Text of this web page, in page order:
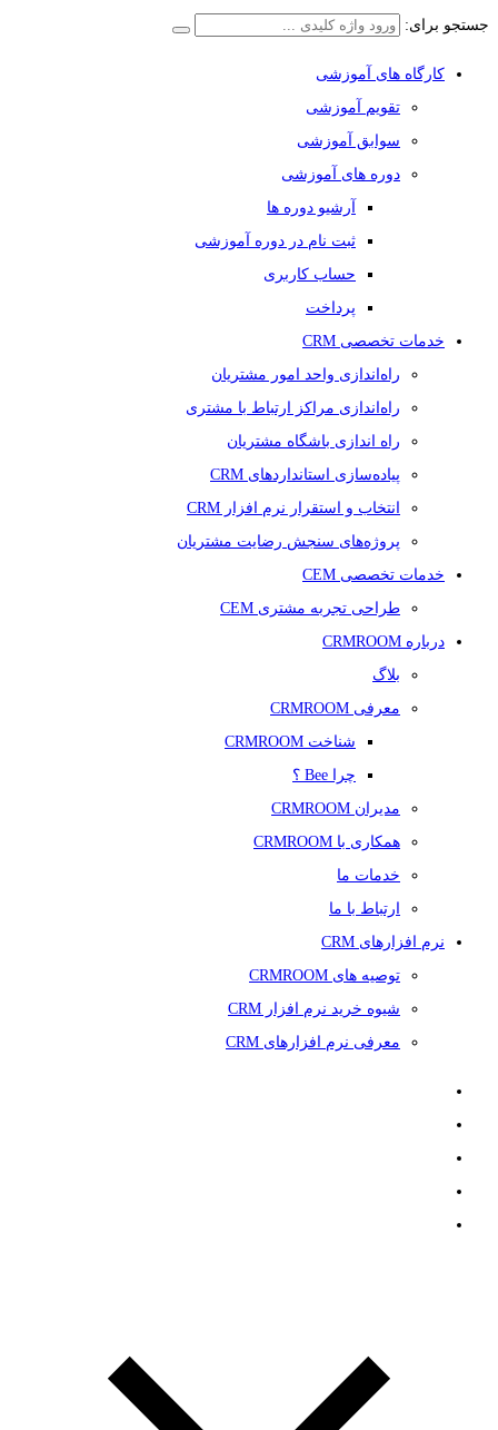
جستجو برای:
کارگاه های آموزشی
تقویم آموزشی
سوابق آموزشی
دوره های آموزشی
آرشیو دوره ها
ثبت نام در دوره آموزشی
حساب کاربری
پرداخت
خدمات تخصصی CRM
راه‌اندازی واحد امور مشتریان
راه‌اندازی مراکز ارتباط با مشتری
راه اندازی باشگاه مشتریان
پیاده‌سازی استانداردهای CRM
انتخاب و استقرار نرم افزار CRM
پروژه‌های سنجش رضایت مشتریان
خدمات تخصصی CEM
طراحی تجربه مشتری CEM
درباره CRMROOM
بلاگ
معرفی CRMROOM
شناخت CRMROOM
چرا Bee ؟
مدیران CRMROOM
همکاری با CRMROOM
خدمات ما
ارتباط با ما
نرم افزارهای CRM
توصیه های CRMROOM
شیوه خرید نرم افزار CRM
معرفی نرم افزارهای CRM